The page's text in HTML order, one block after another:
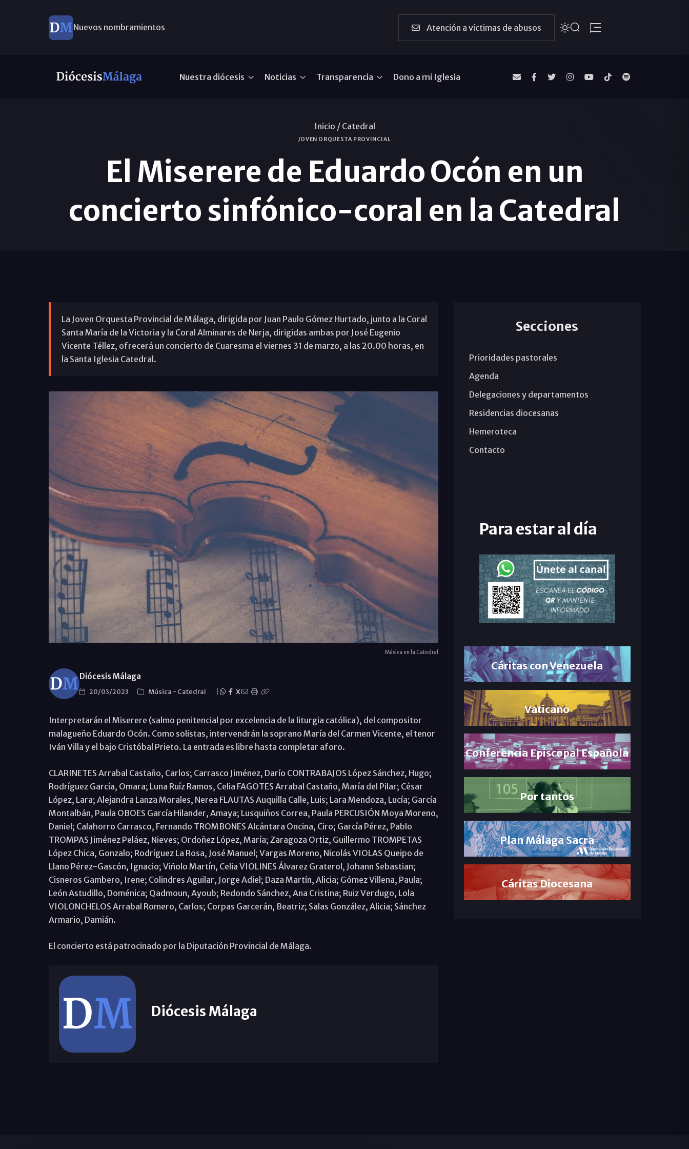
Nuevos nombramientos Atención a víctimas de abusos
Nuestra diócesis Noticias Transparencia Dono a mi Iglesia
Inicio / Catedral
JOVEN ORQUESTA PROVINCIAL
El Miserere de Eduardo Ocón en un
concierto sinfónico-coral en la Catedral
La Joven Orquesta Provincial de Málaga, dirigida por Juan Paulo Gómez Hurtado, junto a la Coral
Santa María de la Victoria y la Coral Alminares de Nerja, dirigidas ambas por José Eugenio
Vicente Téllez, ofrecerá un concierto de Cuaresma el viernes 31 de marzo, a las 20.00 horas, en
la Santa Iglesia Catedral.
Música en la Catedral
Diócesis Málaga
20/03/2023 Música - Catedral X
Interpretarán el Miserere (salmo penitencial por excelencia de la liturgia católica), del compositor
malagueño Eduardo Ocón. Como solistas, intervendrán la soprano María del Carmen Vicente, el tenor
Iván Villa y el bajo Cristóbal Prieto. La entrada es libre hasta completar aforo.
CLARINETES Arrabal Castaño, Carlos; Carrasco Jiménez, Darío CONTRABAJOS López Sánchez, Hugo;
Rodríguez García, Omara; Luna Ruíz Ramos, Celia FAGOTES Arrabal Castaño, María del Pilar; César
López, Lara; Alejandra Lanza Morales, Nerea FLAUTAS Auquilla Calle, Luis; Lara Mendoza, Lucía; García
Montalbán, Paula OBOES García Hilander, Amaya; Lusquiños Correa, Paula PERCUSIÓN Moya Moreno,
Daniel; Calahorro Carrasco, Fernando TROMBONES Alcántara Oncina, Ciro; García Pérez, Pablo
TROMPAS Jiménez Peláez, Nieves; Ordoñez López, María; Zaragoza Ortiz, Guillermo TROMPETAS
López Chica, Gonzalo; Rodríguez La Rosa, José Manuel; Vargas Moreno, Nicolás VIOLAS Queipo de
Llano Pérez-Gascón, Ignacio; Viñolo Martín, Celia VIOLINES Álvarez Graterol, Johann Sebastian;
Cisneros Gambero, Irene; Colindres Aguilar, Jorge Adiel; Daza Martín, Alicia; Gómez Villena, Paula;
León Astudillo, Doménica; Qadmoun, Ayoub; Redondo Sánchez, Ana Cristina; Ruiz Verdugo, Lola
VIOLONCHELOS Arrabal Romero, Carlos; Corpas Garcerán, Beatriz; Salas González, Alicia; Sánchez
Armario, Damián.
El concierto está patrocinado por la Diputación Provincial de Málaga.
Diócesis Málaga
Secciones
Prioridades pastorales
Agenda
Delegaciones y departamentos
Residencias diocesanas
Hemeroteca
Contacto
Para estar al día
Cáritas con Venezuela
Vaticano
Conferencia Episcopal Española
Por tantos
Plan Málaga Sacra
Cáritas Diocesana